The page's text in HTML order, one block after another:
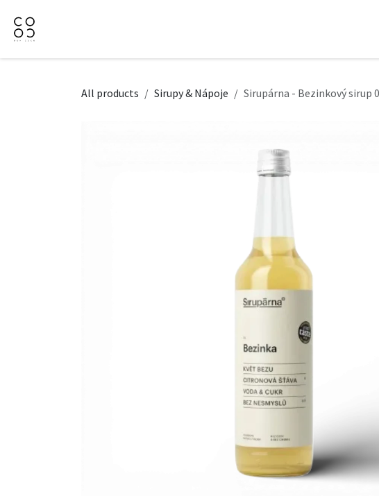
All products Sirupy & Nápoje Sirupárna - Bezinkový sirup